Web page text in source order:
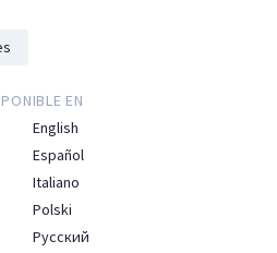
EN
English
Español
Italiano
Polski
Русский